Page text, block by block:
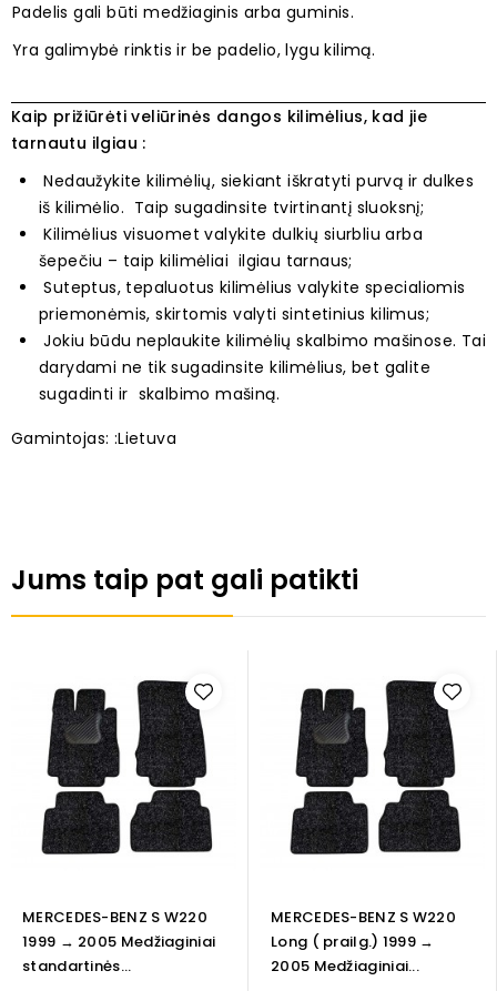
Padelis gali būti medžiaginis arba guminis.
Yra galimybė rinktis ir be padelio, lygu kilimą.
Kaip prižiūrėti veliūrinės dangos kilimėlius, kad jie
tarnautu ilgiau :
Nedaužykite kilimėlių, siekiant iškratyti purvą ir dulkes
iš kilimėlio. Taip sugadinsite tvirtinantį sluoksnį;
Kilimėlius visuomet valykite dulkių siurbliu arba
šepečiu – taip kilimėliai ilgiau tarnaus;
Suteptus, tepaluotus kilimėlius valykite specialiomis
priemonėmis, skirtomis valyti sintetinius kilimus;
Jokiu būdu neplaukite kilimėlių skalbimo mašinose. Tai
darydami ne tik sugadinsite kilimėlius, bet galite
sugadinti ir skalbimo mašiną.
Gamintojas: :Lietuva
Jums taip pat gali patikti
MERCEDES-BENZ S W220
1999 → 2005 Medžiaginiai
standartinės...
MERCEDES-BENZ S W220
Long ( prailg.) 1999 →
2005 Medžiaginiai...